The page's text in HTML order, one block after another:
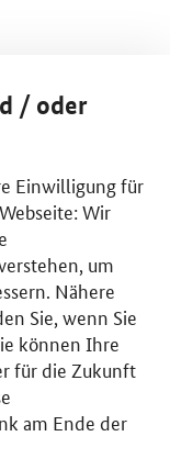
/ oder
Einwilligung für
Wir
um
Nähere
Sie, wenn Sie
können Ihre
für die Zukunft
am Ende der